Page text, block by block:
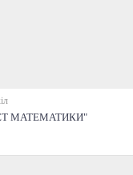
МАТЕМАТИКИ"